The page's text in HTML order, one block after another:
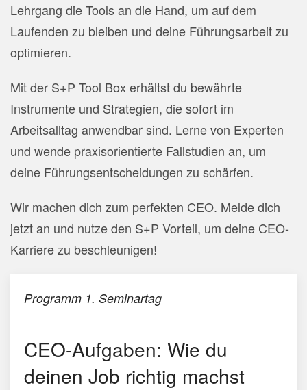
Lehrgang die Tools an die Hand, um auf dem
Laufenden zu bleiben und deine Führungsarbeit zu
optimieren.
Mit der S+P Tool Box erhältst du bewährte
Instrumente und Strategien, die sofort im
Arbeitsalltag anwendbar sind. Lerne von Experten
und wende praxisorientierte Fallstudien an, um
deine Führungsentscheidungen zu schärfen.
Wir machen dich zum perfekten CEO. Melde dich
jetzt an und nutze den S+P Vorteil, um deine CEO-
Karriere zu beschleunigen!
Programm 1. Seminartag
CEO-Aufgaben: Wie du
deinen Job richtig machst